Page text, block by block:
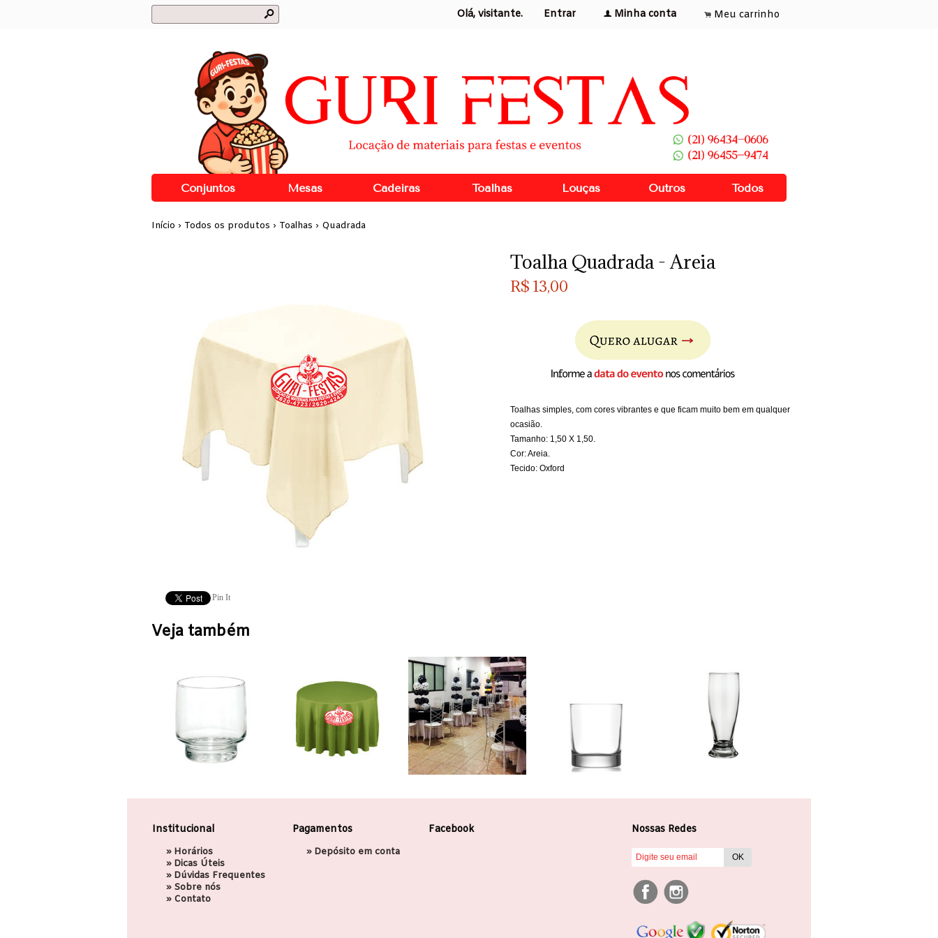
s Olá, visitante. Entrar f Minha conta . Meu carrinho
Conjuntos Mesas Cadeiras Toalhas Louças Outros Todos
Início › Todos os produtos › Toalhas › Quadrada
Pin It
Toalha Quadrada - Areia
R$ 13,00
Toalhas simples, com cores vibrantes e que ficam muito bem em qualquer
ocasião.
Tamanho: 1,50 X 1,50.
Cor: Areia.
Tecido: Oxford
Veja também
Institucional
» Horários
» Dicas Úteis
» Dúvidas Frequentes
» Sobre nós
» Contato
Pagamentos
» Depósito em conta
Facebook Nossas Redes